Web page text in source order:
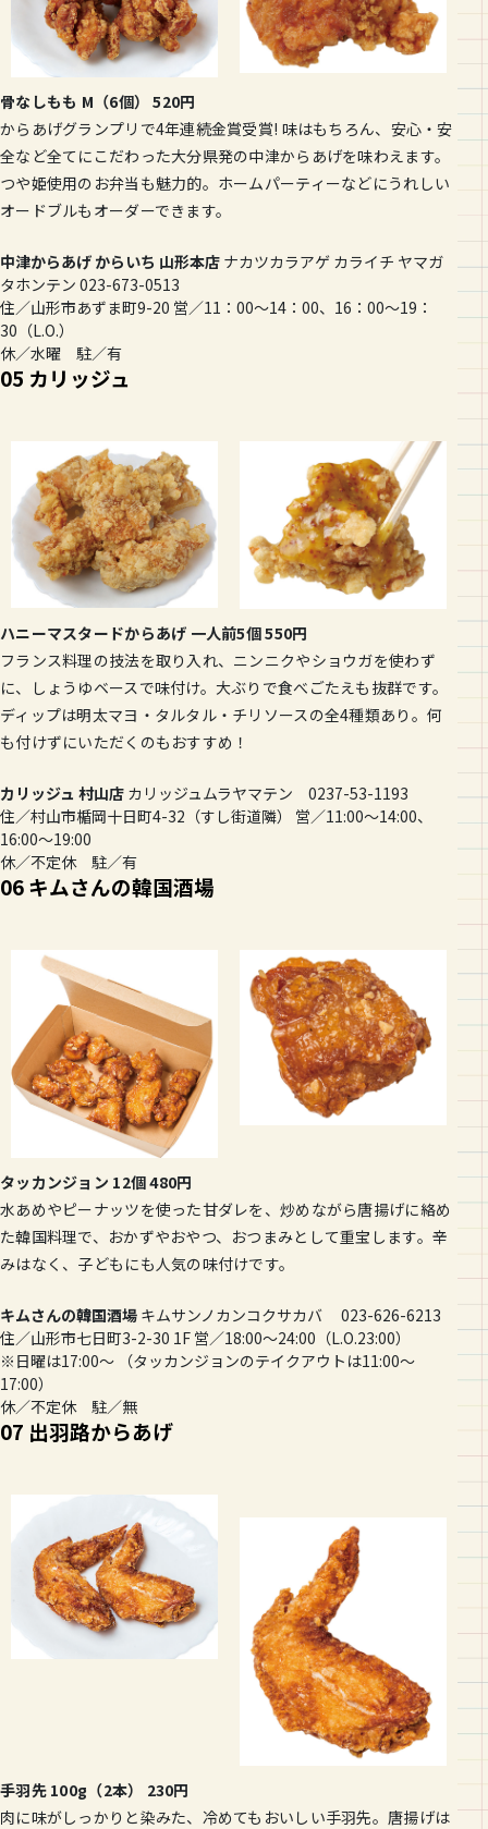
骨なしもも M（6個） 520円
からあげグランプリで4年連続金賞受賞! 味はもちろん、安心・安
全など全てにこだわった大分県発の中津からあげを味わえます。
つや姫使用のお弁当も魅力的。ホームパーティーなどにうれしい
オードブルもオーダーできます。
中津からあげ からいち 山形本店 ナカツカラアゲ カライチ ヤマガ
タホンテン 023-673-0513
住／山形市あずま町9-20 営／11：00～14：00、16：00～19：
30（L.O.）
休／水曜 駐／有
05 カリッジュ
ハニーマスタードからあげ 一人前5個 550円
フランス料理の技法を取り入れ、ニンニクやショウガを使わず
に、しょうゆベースで味付け。大ぶりで食べごたえも抜群です。
ディップは明太マヨ・タルタル・チリソースの全4種類あり。何
も付けずにいただくのもおすすめ！
カリッジュ 村山店 カリッジュムラヤマテン 0237-53-1193
住／村山市楯岡十日町4-32（すし街道隣） 営／11:00〜14:00、
16:00〜19:00
休／不定休 駐／有
06 キムさんの韓国酒場
タッカンジョン 12個 480円
水あめやピーナッツを使った甘ダレを、炒めながら唐揚げに絡め
た韓国料理で、おかずやおやつ、おつまみとして重宝します。辛
みはなく、子どもにも人気の味付けです。
キムさんの韓国酒場 キムサンノカンコクサカバ 023-626-6213
住／山形市七日町3-2-30 1F 営／18:00〜24:00（L.O.23:00）
※日曜は17:00〜 （タッカンジョンのテイクアウトは11:00〜
17:00）
休／不定休 駐／無
07 出羽路からあげ
手羽先 100g（2本） 230円
肉に味がしっかりと染みた、冷めてもおいしい手羽先。唐揚げは